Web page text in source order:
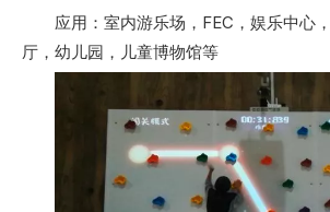
应用：室内游乐场，FEC，娱乐中心
厅，幼儿园，儿童博物馆等